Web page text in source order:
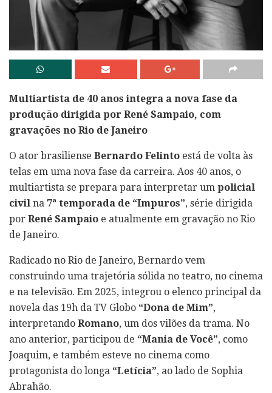
Multiartista de 40 anos integra a nova fase da
produção dirigida por René Sampaio, com
gravações no Rio de Janeiro
O ator brasiliense Bernardo Felinto está de volta às
telas em uma nova fase da carreira. Aos 40 anos, o
multiartista se prepara para interpretar um policial
civil na 7ª temporada de “Impuros”, série dirigida
por René Sampaio e atualmente em gravação no Rio
de Janeiro.
Radicado no Rio de Janeiro, Bernardo vem
construindo uma trajetória sólida no teatro, no cinema
e na televisão. Em 2025, integrou o elenco principal da
novela das 19h da TV Globo “Dona de Mim”,
interpretando Romano, um dos vilões da trama. No
ano anterior, participou de “Mania de Você”, como
Joaquim, e também esteve no cinema como
protagonista do longa “Letícia”, ao lado de Sophia
Abrahão.